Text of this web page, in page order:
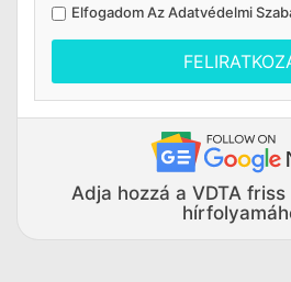
Elfogadom AzAdatvédelmi
Adja hozzá a VDTA